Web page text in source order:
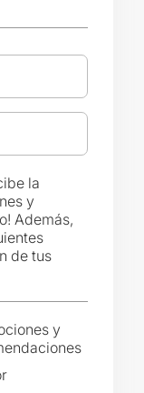
la
y
Además,
de tus
y